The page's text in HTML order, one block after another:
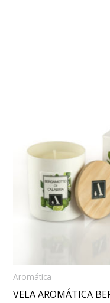
Aromática
VELA AROMÁTICA